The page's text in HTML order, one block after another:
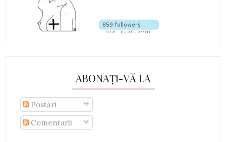
ABONAȚI-VĂ LA
Postări
Comentarii